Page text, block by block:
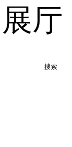
厅
搜索